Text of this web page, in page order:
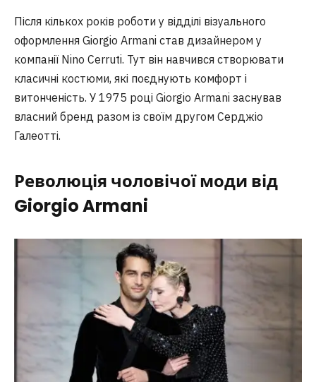
Після кількох років роботи у відділі візуального
оформлення Giorgio Armani став дизайнером у
компанії Nino Cerruti. Тут він навчився створювати
класичні костюми, які поєднують комфорт і
витонченість. У 1975 році Giorgio Armani заснував
власний бренд разом із своїм другом Серджіо
Галеотті.
Революція чоловічої моди від
Giorgio Armani